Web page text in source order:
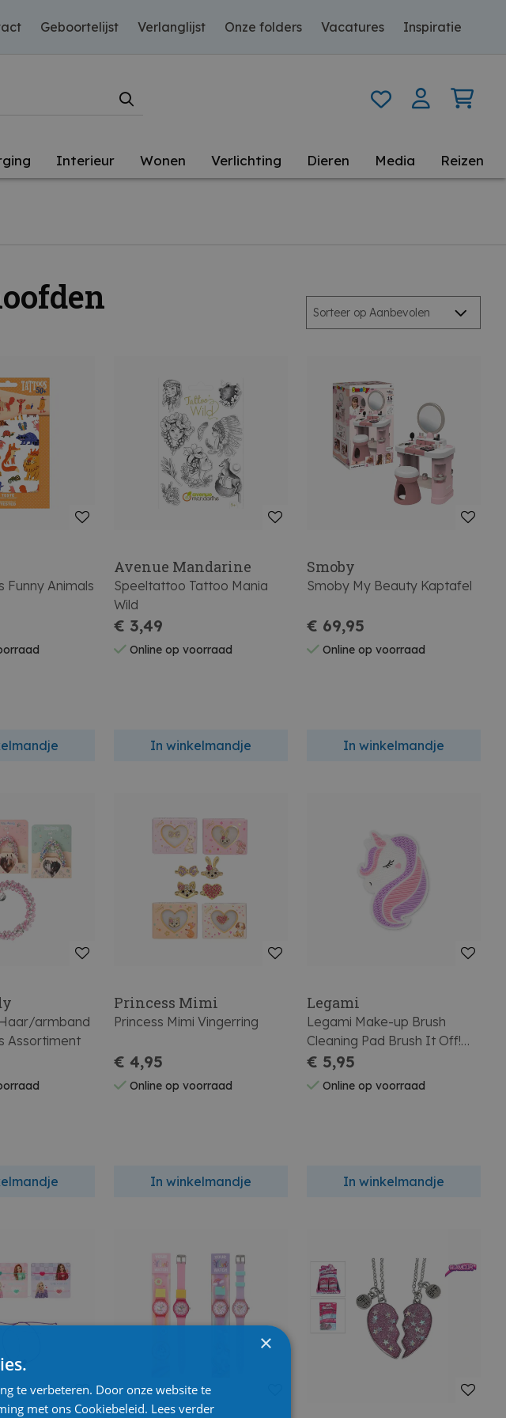
Geboortelijst Verlanglijst Onze folders Vacatures Inspiratie
Interieur Wonen Verlichting Dieren Media Reizen
Funny Animals
Avenue Mandarine
Speeltattoo Tattoo Mania
Wild
€ 3,49
Online op voorraad
In winkelmandje
Smoby
Smoby My Beauty Kaptafel
€ 69,95
Online op voorraad
In winkelmandje
armband
Assortiment
Princess Mimi
Princess Mimi Vingerring
€ 4,95
Online op voorraad
In winkelmandje
Legami
Legami Make-up Brush
Cleaning Pad Brush It Off!
Unicorn
€ 5,95
Online op voorraad
In winkelmandje
×
te verbeteren. Door onze website te
met ons Cookiebeleid. Lees verder